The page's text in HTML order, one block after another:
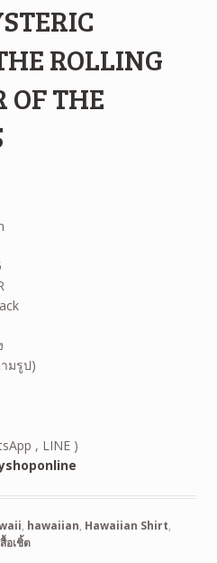
ROLLING
OF THE
มรูป)
, LINE )
, hawaiian, Hawaiian Shirt,
สื้อเชิ้ต